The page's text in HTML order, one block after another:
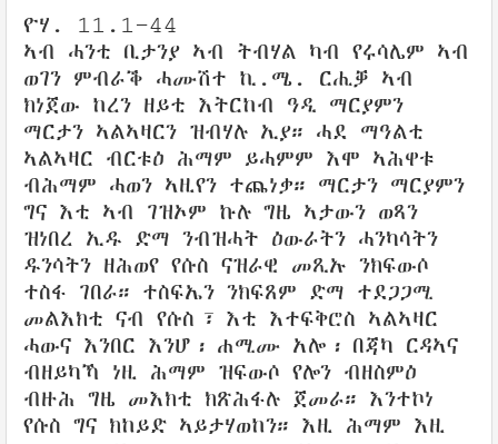
ዮሃ. 11.1–44
ኣብ ሓንቲ ቢታንያ ኣብ ትብሃል ካብ የሩሳሌም ኣብ
ወገን ምብራቕ ሓሙሽተ ኪ.ሜ. ርሒቓ ኣብ
ክነጀው ከረን ዘይቲ እትርከብ ዓዲ ማርያምን
ማርታን ኣልኣዛርን ዝብሃሉ ኢያ። ሓደ ማዓልቲ
ኣልኣዛር ብርቱዕ ሕማም ይሓምም እሞ ኣሕዋቱ
ብሕማም ሓወን ኣዚየን ተጨነቃ። ማርታን ማርያምን
ግና እቲ ኣብ ገዝኦም ኩሉ ግዜ ኣታውን ወጻን
ዝነበረ ኢዱ ድማ ንብዝሓት ዕውራትን ሓንካሳትን
ዱንሳትን ዘሕወየ የሱስ ናዝራዊ መጺኡ ንክፍውሶ
ተስፋ ገበራ። ተስፍኤን ንክፍጸም ድማ ተደጋጋሚ
መልእክቲ ናብ የሱስ፣ እቲ እተፍቅሮስ ኣልኣዛር
ሓውና እንበር እንሆ፡ ሐሚሙ አሎ፡ በጃካ ርዳኣና
ብዘይካኻ ነዚ ሕማም ዝፍውሶ የሎን ብዘስምዕ
ብዙሕ ግዜ መእክቲ ክጽሕፋሉ ጀመራ። እንተኮነ
የሱስ ግና ክከይድ ኣይታሃወከን። እዚ ሕማም እዚ